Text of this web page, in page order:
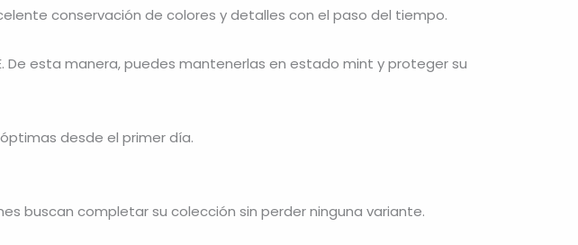
conservación de colores y detalles con el paso del tiempo.
De esta manera, puedes mantenerlas en estado mint y proteger su
desde el primer día.
buscan completar su colección sin perder ninguna variante.